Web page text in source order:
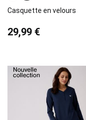
Casquette en velours
29,99 €